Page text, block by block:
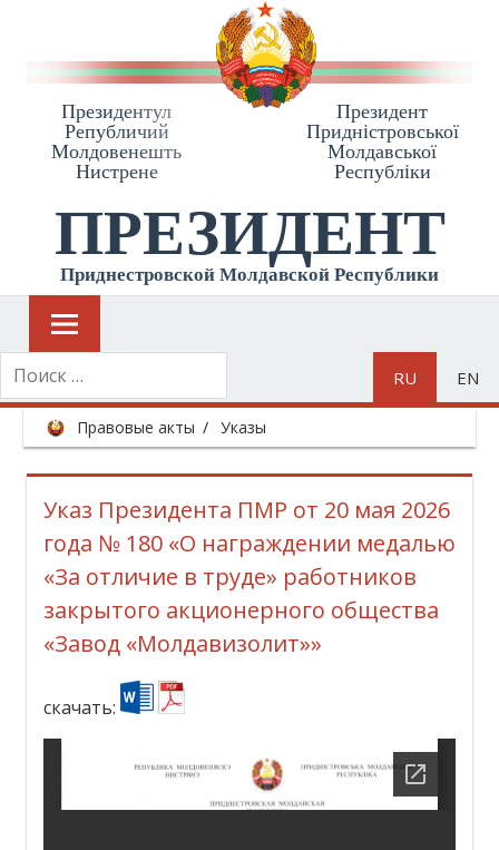
Президентул
Републичий
Молдовенешть
Нистрене
Президент
Приднiстровської
Молдавської
Республiки
ПРЕЗИДЕНТ
Приднестровской Молдавской Республики
RU EN
Правовые акты Указы
Указ Президента ПМР от 20 мая 2026
года № 180 «О награждении медалью
«За отличие в труде» работников
закрытого акционерного общества
«Завод «Молдавизолит»»
скачать: